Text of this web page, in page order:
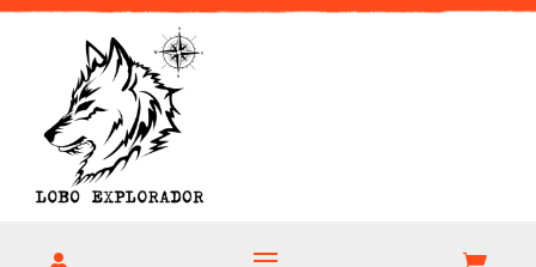
 